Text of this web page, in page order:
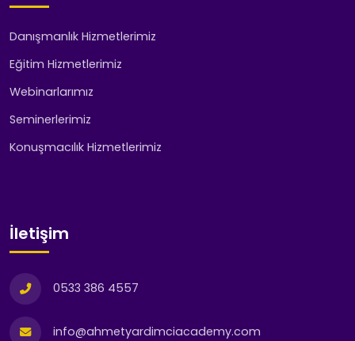
Danışmanlık Hizmetlerimiz
Eğitim Hizmetlerimiz
Webinarlarımız
Seminerlerimiz
Konuşmacılık Hizmetlerimiz
İletişim
0533 386 4557
info@ahmetyardimciacademy.com